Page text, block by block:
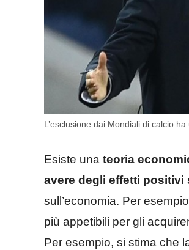
L’esclusione dai Mondiali di calcio
Esiste una teoria
avere degli effetti positivi
sull’economia. Per
più appetibili per gli
Per esempio, si stima che